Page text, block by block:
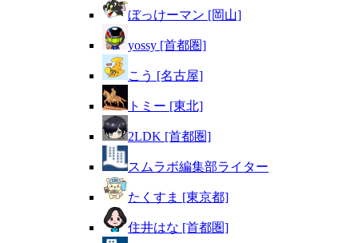
ぼっけーマン [岡山]
yossy [首都圏]
こう [名古屋]
トミー [東北]
2LDK [首都圏]
スムラボ編集部ライター
たくすま [東京都]
住井はな [首都圏]